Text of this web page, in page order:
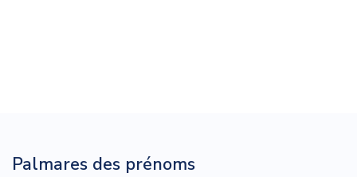
Palmares des prénoms